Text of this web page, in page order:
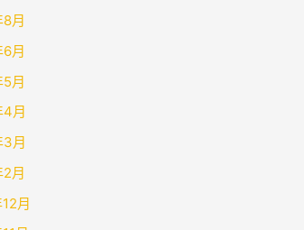
月
月
月
月
月
月
月